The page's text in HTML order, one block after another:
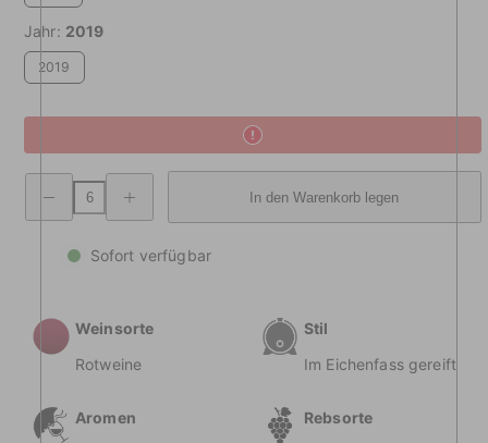
Jahr: 2019
2019
Verringerung
der
Menge
Mengen
von
DOC
In den Warenkorb legen
Sofort verfügbar
Weinsorte
Rotweine
Stil
Im Eichenfass gereift
Aromen
Rebsorte